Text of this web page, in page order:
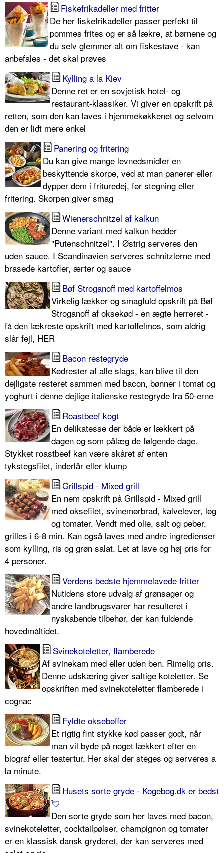
Fiskefrikadeller med fritter
De her fiskefrikadeller passer perfekt til
pommes frites og er så lækre, at børnene og
du selv glemmer alt om fiskestave - kan
anbefales - det skal prøves
Kylling a la Kiev
Denne ret er en sovjetisk hotel- og
restaurant-klassiker. Vi giver en opskrift på
retten, som den kan laves i hjemmekøkkenet og selvom
den er lidt mere enkel
Panering og fritering
Du kan give mange levnedsmidler en
beskyttende skorpe, ved at man panerer eller
dypper dem i frituredej, før stegning eller
fritering. Skorpen giver smag
Wienerschnitzel af kalkun
Denne variant med kalkun hedder
"Putenschnitzel". I Østrig serveres den
uden sauce. I Scandinavien serveres schnitzlerne med
brasede kartofler, ærter og sauce
Bøf Stroganoff med kartoffelmos
Virkelig lækker og smagfuld opskrift på Bøf
Stroganoff af oksekød - en ægte herreret -
få den lækreste opskrift med kartoffelmos, som aldrig
slår fejl, HER
Bacon restegryde
Kødrester af alle slags, kan blive til den
dejligste resteret sammen med bacon, bønner i tomat og
yoghurt i denne dejlige italienske restegryde fra 50-erne
Roastbeef kogt
En delikatesse der både er lækkert på
dagen og som pålæg de følgende dage.
Stykket roastbeef kan være skåret af enten
tykstegsfilet, inderlår eller klump
Grillspid - Mixed grill
En nem opskrift på Grillspid - Mixed grill
med oksefilet, svinemørbrad, kalvelever, løg
og tomater. Vendt med olie, salt og peber,
grilles i 6-8 min. Kan også laves med andre ingredienser
som kylling, ris og grøn salat. Let at lave og høj pris for
4 personer.
Verdens bedste hjemmelavede fritter
Nutidens store udvalg af grønsager og
andre landbrugsvarer har resulteret i
nyskabende tilbehør, der kan fuldende
hovedmåltidet.
Svinekoteletter, flamberede
Af svinekam med eller uden ben. Rimelig pris.
Denne udskæring giver saftige koteletter. Se
opskriften med svinekoteletter flamberede i
cognac
Fyldte oksebøffer
Et rigtig fint stykke kød passer godt, når
man vil byde på noget lækkert efter en
biograf eller teatertur. Her skal der steges og serveres a
la minute.
Husets sorte gryde - Kogebog.dk er bedst
💘
Den sorte gryde som her laves med bacon,
svinekoteletter, cocktailpølser, champignon og tomater
er en klassisk dansk gryderet, der kan serveres med